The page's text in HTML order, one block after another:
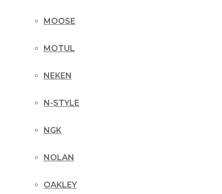
MOOSE
MOTUL
NEKEN
N-STYLE
NGK
NOLAN
OAKLEY